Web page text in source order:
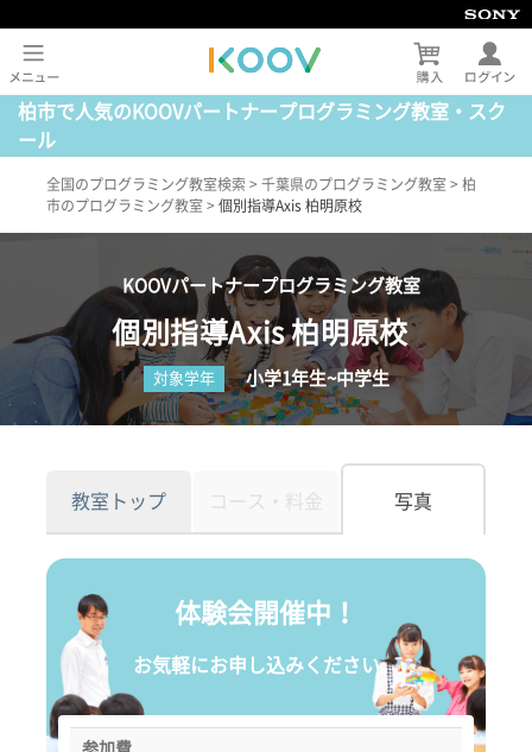
柏市で人気のKOOVパートナープログラミング教室・スク
ール
全国のプログラミング教室検索 > 千葉県のプログラミング教室 > 柏
市のプログラミング教室 > 個別指導Axis 柏明原校
KOOVパートナープログラミング教室
個別指導Axis 柏明原校
対象学年 小学1年生~中学生
教室トップ コース・料金 写真
体験会開催中！
お気軽にお申し込みください。
参加費